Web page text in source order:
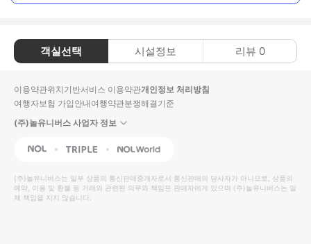
객실선택 시설정보 리뷰 0
이용약관위치기반서비스 이용약관개인정보 처리방침
여행자보험 가입안내여행약관분쟁해결기준
(주)놀유니버스 사업자 정보
NOL Triple Interpark Global
(주)놀유니버스는 일부 상품의 통신판매중개자로서 통신판매의 당사자가 아니므로, 상품의
예약, 이용 및 환불 등 거래와 관련된 의무와 책임은 판매자에게 있으며 (주)놀유니버스는 일
체 책임을 지지 않습니다.